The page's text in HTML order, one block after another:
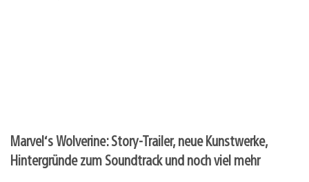
Marvel‘s Wolverine: Story-Trailer, neue Kunstwerke,
Hintergründe zum Soundtrack und noch viel mehr